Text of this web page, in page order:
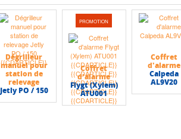
Dégrilleur
manuel pour
station de
relevage
Jetly PO / 150
PROMOTION
Coffret
d'alarme
Flygt (Xylem)
ATU001
Coffret
d'alarme
Calpeda
AL9V20